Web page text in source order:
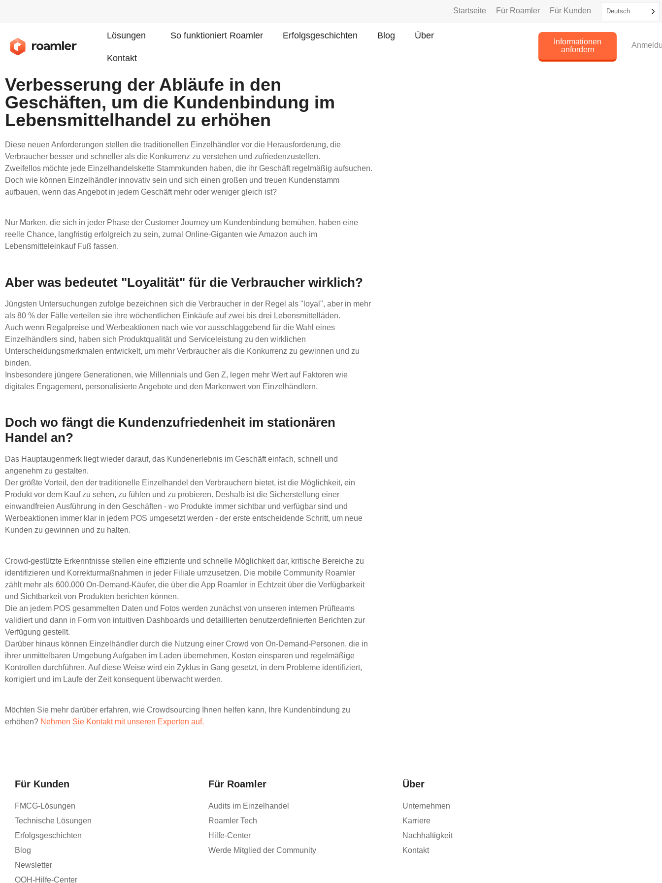
Startseite Für Roamler Für Kunden Deutsch
Lösungen So funktioniert Roamler Erfolgsgeschichten Blog Über
Kontakt
Informationen
anfordern
Verbesserung der Abläufe in den
Geschäften, um die Kundenbindung im
Lebensmittelhandel zu erhöhen
Diese neuen Anforderungen stellen die traditionellen Einzelhändler vor die Herausforderung, die
Verbraucher besser und schneller als die Konkurrenz zu verstehen und zufriedenzustellen.
Zweifellos möchte jede Einzelhandelskette Stammkunden haben, die ihr Geschäft regelmäßig aufsuchen.
Doch wie können Einzelhändler innovativ sein und sich einen großen und treuen Kundenstamm
aufbauen, wenn das Angebot in jedem Geschäft mehr oder weniger gleich ist?
Nur Marken, die sich in jeder Phase der Customer Journey um Kundenbindung bemühen, haben eine
reelle Chance, langfristig erfolgreich zu sein, zumal Online-Giganten wie Amazon auch im
Lebensmitteleinkauf Fuß fassen.
Aber was bedeutet "Loyalität" für die Verbraucher wirklich?
Jüngsten Untersuchungen zufolge bezeichnen sich die Verbraucher in der Regel als "loyal", aber in mehr
als 80 % der Fälle verteilen sie ihre wöchentlichen Einkäufe auf zwei bis drei Lebensmittelläden.
Auch wenn Regalpreise und Werbeaktionen nach wie vor ausschlaggebend für die Wahl eines
Einzelhändlers sind, haben sich Produktqualität und Serviceleistung zu den wirklichen
Unterscheidungsmerkmalen entwickelt, um mehr Verbraucher als die Konkurrenz zu gewinnen und zu
binden.
Insbesondere jüngere Generationen, wie Millennials und Gen Z, legen mehr Wert auf Faktoren wie
digitales Engagement, personalisierte Angebote und den Markenwert von Einzelhändlern.
Doch wo fängt die Kundenzufriedenheit im stationären
Handel an?
Das Hauptaugenmerk liegt wieder darauf, das Kundenerlebnis im Geschäft einfach, schnell und
angenehm zu gestalten.
Der größte Vorteil, den der traditionelle Einzelhandel den Verbrauchern bietet, ist die Möglichkeit, ein
Produkt vor dem Kauf zu sehen, zu fühlen und zu probieren. Deshalb ist die Sicherstellung einer
einwandfreien Ausführung in den Geschäften - wo Produkte immer sichtbar und verfügbar sind und
Werbeaktionen immer klar in jedem POS umgesetzt werden - der erste entscheidende Schritt, um neue
Kunden zu gewinnen und zu halten.
Crowd-gestützte Erkenntnisse stellen eine effiziente und schnelle Möglichkeit dar, kritische Bereiche zu
identifizieren und Korrekturmaßnahmen in jeder Filiale umzusetzen. Die mobile Community Roamler
zählt mehr als 600.000 On-Demand-Käufer, die über die App Roamler in Echtzeit über die Verfügbarkeit
und Sichtbarkeit von Produkten berichten können.
Die an jedem POS gesammelten Daten und Fotos werden zunächst von unseren internen Prüfteams
validiert und dann in Form von intuitiven Dashboards und detaillierten benutzerdefinierten Berichten zur
Verfügung gestellt.
Darüber hinaus können Einzelhändler durch die Nutzung einer Crowd von On-Demand-Personen, die in
ihrer unmittelbaren Umgebung Aufgaben im Laden übernehmen, Kosten einsparen und regelmäßige
Kontrollen durchführen. Auf diese Weise wird ein Zyklus in Gang gesetzt, in dem Probleme identifiziert,
korrigiert und im Laufe der Zeit konsequent überwacht werden.
Möchten Sie mehr darüber erfahren, wie Crowdsourcing Ihnen helfen kann, Ihre Kundenbindung zu
erhöhen? Nehmen Sie Kontakt mit unseren Experten auf.
Für Kunden
FMCG-Lösungen
Technische Lösungen
Erfolgsgeschichten
Blog
Newsletter
OOH-Hilfe-Center
Für Roamler
Audits im Einzelhandel
Roamler Tech
Hilfe-Center
Werde Mitglied der Community
Über
Unternehmen
Karriere
Nachhaltigkeit
Kontakt